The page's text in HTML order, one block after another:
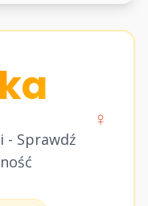
- Sprawdź
♀